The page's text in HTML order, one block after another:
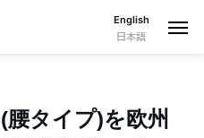
English
日本語
タイプ)を欧州